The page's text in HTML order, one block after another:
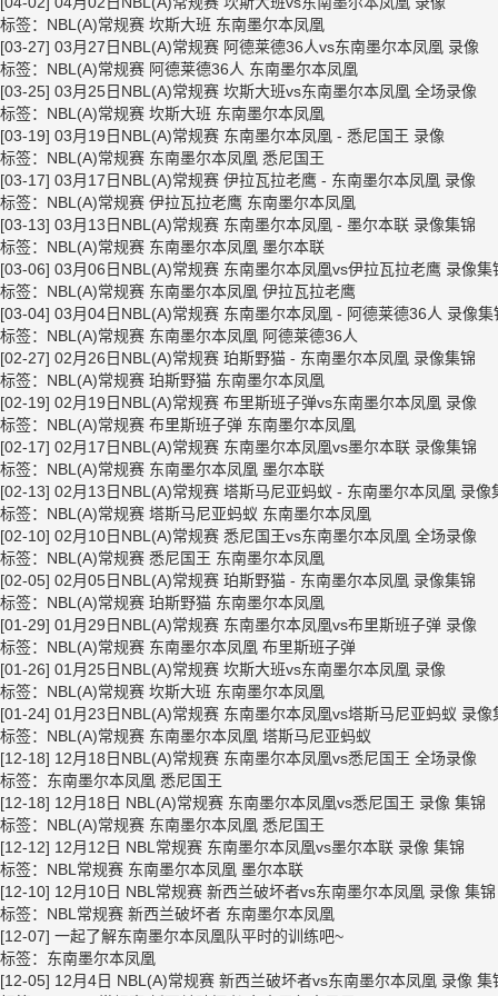
标签： NBL(A)常规赛 坎斯大班 东南墨尔本凤凰
[03-27] 03月27日NBL(A)常规赛 阿德莱德36人vs东南墨尔本凤凰 录像
标签： NBL(A)常规赛 阿德莱德36人 东南墨尔本凤凰
[03-25] 03月25日NBL(A)常规赛 坎斯大班vs东南墨尔本凤凰 全场录像
标签： NBL(A)常规赛 坎斯大班 东南墨尔本凤凰
[03-19] 03月19日NBL(A)常规赛 东南墨尔本凤凰 - 悉尼国王 录像
标签： NBL(A)常规赛 东南墨尔本凤凰 悉尼国王
[03-17] 03月17日NBL(A)常规赛 伊拉瓦拉老鹰 - 东南墨尔本凤凰 录像
标签： NBL(A)常规赛 伊拉瓦拉老鹰 东南墨尔本凤凰
[03-13] 03月13日NBL(A)常规赛 东南墨尔本凤凰 - 墨尔本联 录像集锦
标签： NBL(A)常规赛 东南墨尔本凤凰 墨尔本联
[03-06] 03月06日NBL(A)常规赛 东南墨尔本凤凰vs伊拉瓦拉老鹰 录像集
标签： NBL(A)常规赛 东南墨尔本凤凰 伊拉瓦拉老鹰
[03-04] 03月04日NBL(A)常规赛 东南墨尔本凤凰 - 阿德莱德36人 录像集
标签： NBL(A)常规赛 东南墨尔本凤凰 阿德莱德36人
[02-27] 02月26日NBL(A)常规赛 珀斯野猫 - 东南墨尔本凤凰 录像集锦
标签： NBL(A)常规赛 珀斯野猫 东南墨尔本凤凰
[02-19] 02月19日NBL(A)常规赛 布里斯班子弹vs东南墨尔本凤凰 录像
标签： NBL(A)常规赛 布里斯班子弹 东南墨尔本凤凰
[02-17] 02月17日NBL(A)常规赛 东南墨尔本凤凰vs墨尔本联 录像集锦
标签： NBL(A)常规赛 东南墨尔本凤凰 墨尔本联
[02-13] 02月13日NBL(A)常规赛 塔斯马尼亚蚂蚁 - 东南墨尔本凤凰 录像
标签： NBL(A)常规赛 塔斯马尼亚蚂蚁 东南墨尔本凤凰
[02-10] 02月10日NBL(A)常规赛 悉尼国王vs东南墨尔本凤凰 全场录像
标签： NBL(A)常规赛 悉尼国王 东南墨尔本凤凰
[02-05] 02月05日NBL(A)常规赛 珀斯野猫 - 东南墨尔本凤凰 录像集锦
标签： NBL(A)常规赛 珀斯野猫 东南墨尔本凤凰
[01-29] 01月29日NBL(A)常规赛 东南墨尔本凤凰vs布里斯班子弹 录像
标签： NBL(A)常规赛 东南墨尔本凤凰 布里斯班子弹
[01-26] 01月25日NBL(A)常规赛 坎斯大班vs东南墨尔本凤凰 录像
标签： NBL(A)常规赛 坎斯大班 东南墨尔本凤凰
[01-24] 01月23日NBL(A)常规赛 东南墨尔本凤凰vs塔斯马尼亚蚂蚁 录像
标签： NBL(A)常规赛 东南墨尔本凤凰 塔斯马尼亚蚂蚁
[12-18] 12月18日NBL(A)常规赛 东南墨尔本凤凰vs悉尼国王 全场录像
标签： 东南墨尔本凤凰 悉尼国王
[12-18] 12月18日 NBL(A)常规赛 东南墨尔本凤凰vs悉尼国王 录像 集锦
标签： NBL(A)常规赛 东南墨尔本凤凰 悉尼国王
[12-12] 12月12日 NBL常规赛 东南墨尔本凤凰vs墨尔本联 录像 集锦
标签： NBL常规赛 东南墨尔本凤凰 墨尔本联
[12-10] 12月10日 NBL常规赛 新西兰破坏者vs东南墨尔本凤凰 录像 集锦
标签： NBL常规赛 新西兰破坏者 东南墨尔本凤凰
[12-07] 一起了解东南墨尔本凤凰队平时的训练吧~
标签： 东南墨尔本凤凰
[12-05] 12月4日 NBL(A)常规赛 新西兰破坏者vs东南墨尔本凤凰 录像 集